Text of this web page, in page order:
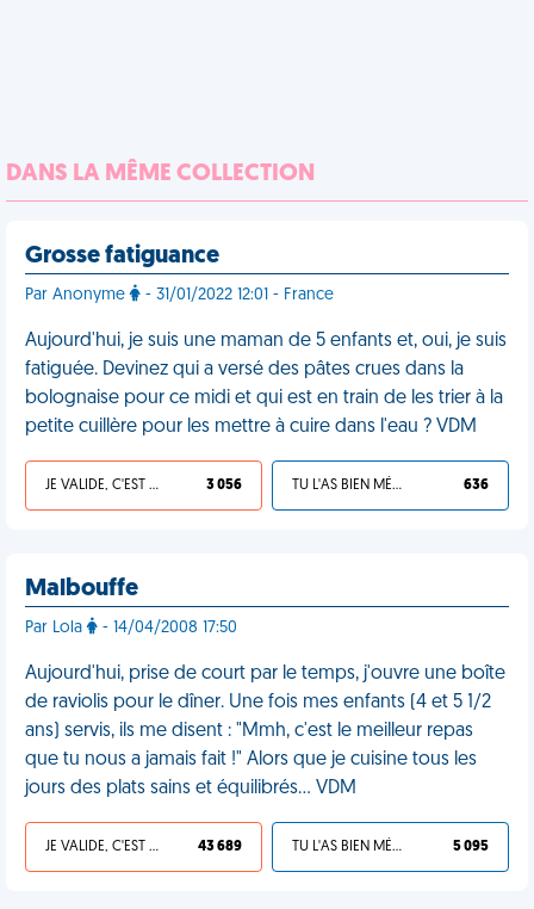
DANS LA MÊME COLLECTION
Grosse fatiguance
Par Anonyme - 31/01/2022 12:01 - France
Aujourd'hui, je suis une maman de 5 enfants et, oui, je suis
fatiguée. Devinez qui a versé des pâtes crues dans la
bolognaise pour ce midi et qui est en train de les trier à la
petite cuillère pour les mettre à cuire dans l'eau ? VDM
JE VALIDE, C'EST UNE VDM 3 056 TU L'AS BIEN MÉRITÉ 636
Malbouffe
Par Lola - 14/04/2008 17:50
Aujourd'hui, prise de court par le temps, j'ouvre une boîte
de raviolis pour le dîner. Une fois mes enfants (4 et 5 1/2
ans) servis, ils me disent : "Mmh, c'est le meilleur repas
que tu nous a jamais fait !" Alors que je cuisine tous les
jours des plats sains et équilibrés… VDM
JE VALIDE, C'EST UNE VDM 43 689 TU L'AS BIEN MÉRITÉ 5 095